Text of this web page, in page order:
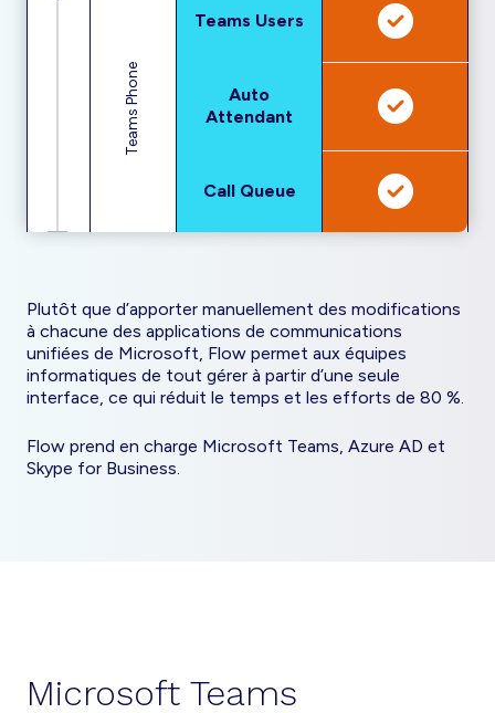
Teams Phone
Teams Users
Auto
Attendant
Call Queue
Plutôt que d’apporter manuellement des modifications
à chacune des applications de communications
unifiées de Microsoft, Flow permet aux équipes
informatiques de tout gérer à partir d’une seule
interface, ce qui réduit le temps et les efforts de 80 %.
Flow prend en charge Microsoft Teams, Azure AD et
Skype for Business.
Microsoft Teams